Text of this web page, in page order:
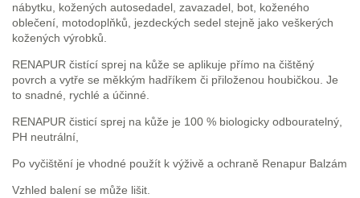
nábytku, kožených autosedadel, zavazadel, bot, koženého
oblečení, motodoplňků, jezdeckých sedel stejně jako veškerých
kožených výrobků.
RENAPUR čistící sprej na kůže se aplikuje přímo na čištěný
povrch a vytře se měkkým hadříkem či přiloženou houbičkou. Je
to snadné, rychlé a účinné.
RENAPUR čisticí sprej na kůže je 100 % biologicky odbouratelný,
PH neutrální,
Po vyčištění je vhodné použít k výživě a ochraně Renapur Balzám
Vzhled balení se může lišit.